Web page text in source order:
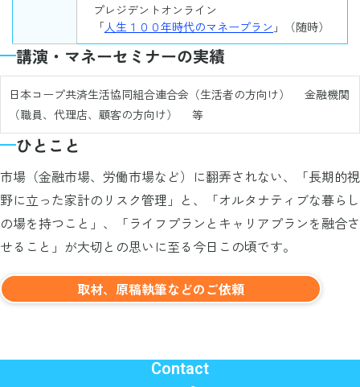
プレジデントオンライン
「人生１００年時代のマネープラン 」（随時）
講演・マネーセミナーの実績
日本コープ共済生活協同組合連合会（生活者の方向け）
金融機関
（職員、代理店、顧客の方向け）
等
ひとこと
市場（金融市場、労働市場など）に翻弄されない、「長期的視
野に立った家計のリスク管理」と、「オルタナティブな暮らし
の場を持つこと」、「ライフプランとキャリアプランを融合さ
せること」が大切との思いに至る今日この頃です。
取材、原稿執筆などのご依頼
Contact